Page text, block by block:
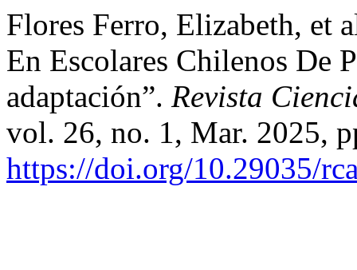
Flores Ferro, Elizabeth, et
En Escolares Chilenos De
adaptación”. Revista
vol. 26, no. 1, Mar. 2025,
https://doi.org/10.29035/